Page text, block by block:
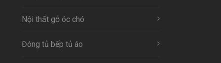
Nội thất gỗ óc chó
Đóng tủ bếp tủ áo